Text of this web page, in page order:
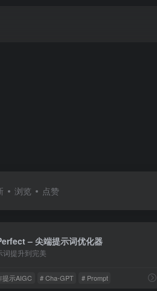
浏览 点赞
– 尖端提示词优化器
词提升到完美
提示AIGC # Cha-GPT # Prompt